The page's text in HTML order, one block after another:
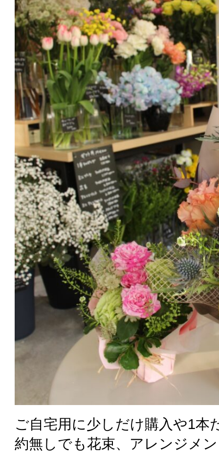
ご自宅用に少しだけ購入や1本
約無しでも花束、アレンジメ